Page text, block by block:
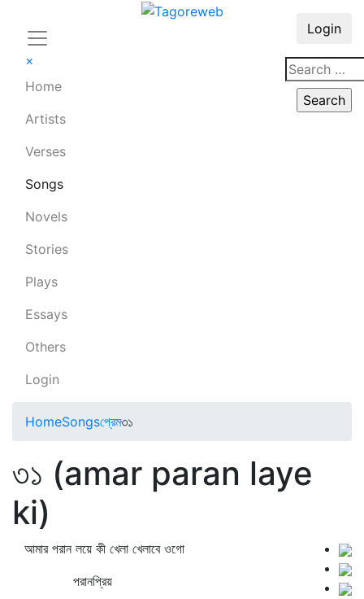
×
Home
Artists
Verses
Songs
Novels
Stories
Plays
Essays
Others
Login
Login
HomeSongsপ্রেম৩১
৩১ (amar paran laye
ki)
আমার পরান লয়ে কী খেলা খেলাবে ওগো
পরানপ্রিয়